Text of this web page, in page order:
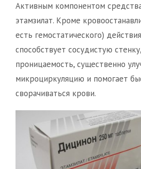
Активным компонентом
этамзилат. Кроме
есть гемостатического)
способствует сосудистую
проницаемость, существенно
микроциркуляцию и помогает
сворачиваться крови.